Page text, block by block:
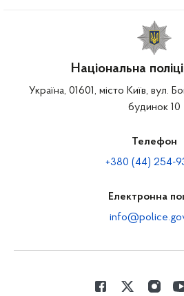
Національна
Україна, 01601, місто Київ, вул.
будинок 10
Телефон
+380 (44) 254-
Електронна